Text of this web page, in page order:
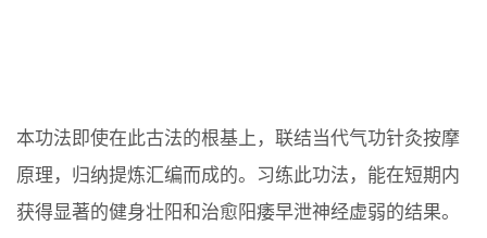
本功法即使在此古法的根基上，联结当代气功针灸按摩
原理，归纳提炼汇编而成的。习练此功法，能在短期内
获得显著的健身壮阳和治愈阳痿早泄神经虚弱的结果。